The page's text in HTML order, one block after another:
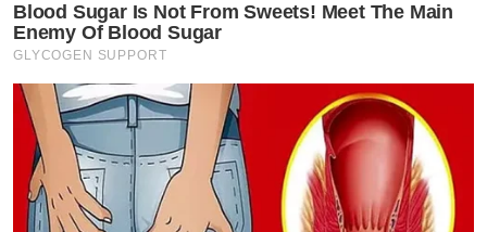
Blood Sugar Is Not From Sweets! Meet The Main
Enemy Of Blood Sugar
GLYCOGEN SUPPORT